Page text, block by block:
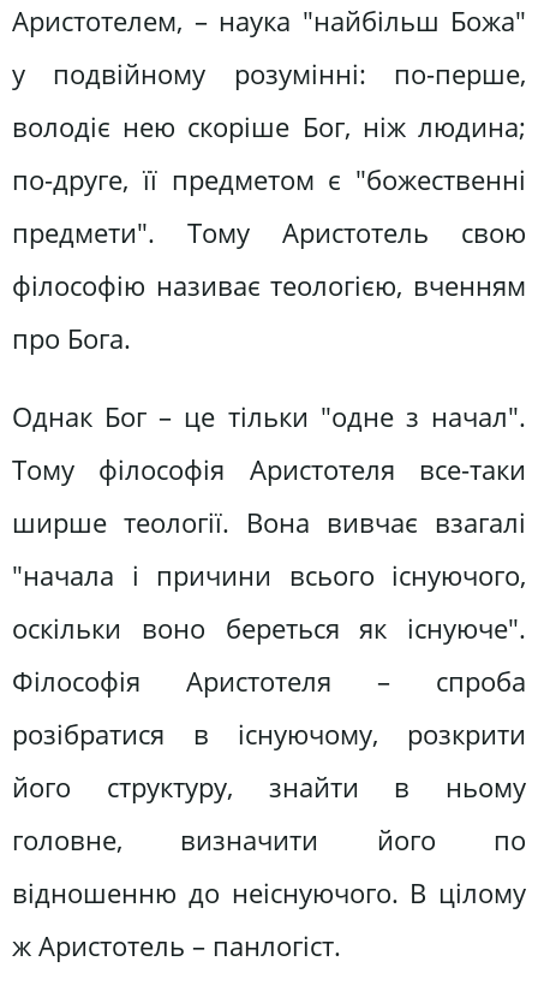
Аристотелем, – наука "найбільш Божа"
у подвійному розумінні: по-перше,
володіє нею скоріше Бог, ніж людина;
по-друге, її предметом є "божественні
предмети". Тому Аристотель свою
філософію називає теологією, вченням
про Бога.
Однак Бог – це тільки "одне з начал".
Тому філософія Аристотеля все-таки
ширше теології. Вона вивчає взагалі
"начала і причини всього існуючого,
оскільки воно береться як існуюче".
Філософія Аристотеля – спроба
розібратися в існуючому, розкрити
його структуру, знайти в ньому
головне, визначити його по
відношенню до неіснуючого. В цілому
ж Аристотель – панлогіст.